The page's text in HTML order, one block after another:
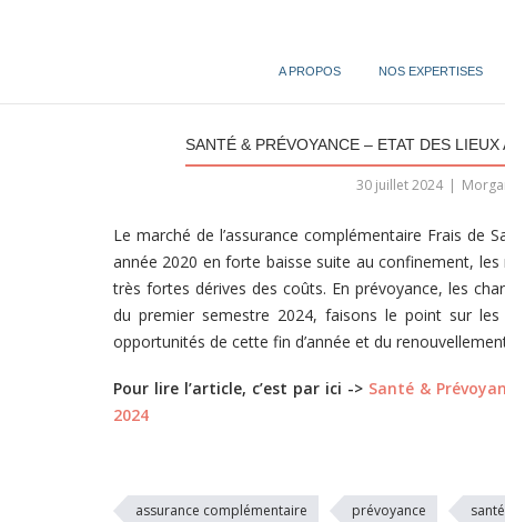
A PROPOS NOS EXPERTISES
SANTÉ & PRÉVOYANCE – ETAT DES
30 juillet 2024
Le marché de l’assurance complémentaire Frais de
année 2020 en forte baisse suite au confinement,
très fortes dérives des coûts. En prévoyance, les
du premier semestre 2024, faisons le point sur
opportunités de cette fin d’année et du
Pour lire l’article, c’est par ici -> Santé &
2024
assurance complémentaire prévoyance santé